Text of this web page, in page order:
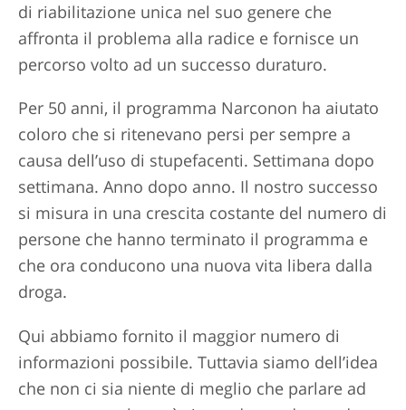
di riabilitazione unica nel suo genere che
affronta il problema alla radice e fornisce un
percorso volto ad un successo duraturo.
Per 50 anni, il programma Narconon ha aiutato
coloro che si ritenevano persi per sempre a
causa dell’uso di stupefacenti. Settimana dopo
settimana. Anno dopo anno. Il nostro successo
si misura in una crescita costante del numero di
persone che hanno terminato il programma e
che ora conducono una nuova vita libera dalla
droga.
Qui abbiamo fornito il maggior numero di
informazioni possibile. Tuttavia siamo dell’idea
che non ci sia niente di meglio che parlare ad